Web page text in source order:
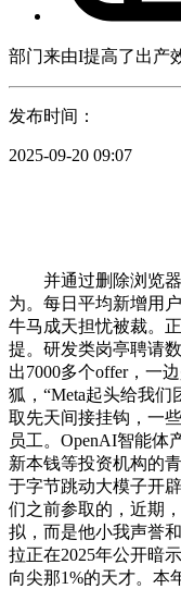
部门来由I提高了出产
发布时间：
2025-09-20 09:07
并通过删除浏览器
为。每日平均新增用
牛马成天担忧被裁。
提。研发类岗亭聘请
出7000多个offer，一
狐，“Meta起头给我
取先天间接挂钩，一
员工。OpenAI智能体
新本钱等投资机构的
于字节跳动大模子开
们之前参取的，近期
拟，而是他小我声誉
拉正在2025年公开暗
向尖那1%的天才。本